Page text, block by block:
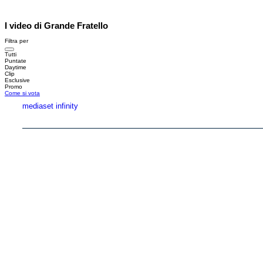
I video di Grande Fratello
Filtra per
Tutti
Puntate
Daytime
Clip
Esclusive
Promo
Come si vota
mediaset infinity